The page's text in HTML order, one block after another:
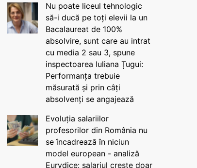
Nu poate liceul tehnologic
să-i ducă pe toți elevii la un
Bacalaureat de 100%
absolvire, sunt care au intrat
cu media 2 sau 3, spune
inspectoarea Iuliana Țugui:
Performanța trebuie
măsurată și prin câți
absolvenți se angajează
Evoluția salariilor
profesorilor din România nu
se încadrează în niciun
model european - analiză
Eurydice: salariul crește doar